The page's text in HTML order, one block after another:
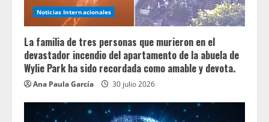
Noticias Internacionales
La familia de tres personas que murieron en el
devastador incendio del apartamento de la abuela de
Wylie Park ha sido recordada como amable y devota.
Ana Paula García 30 julio 2026